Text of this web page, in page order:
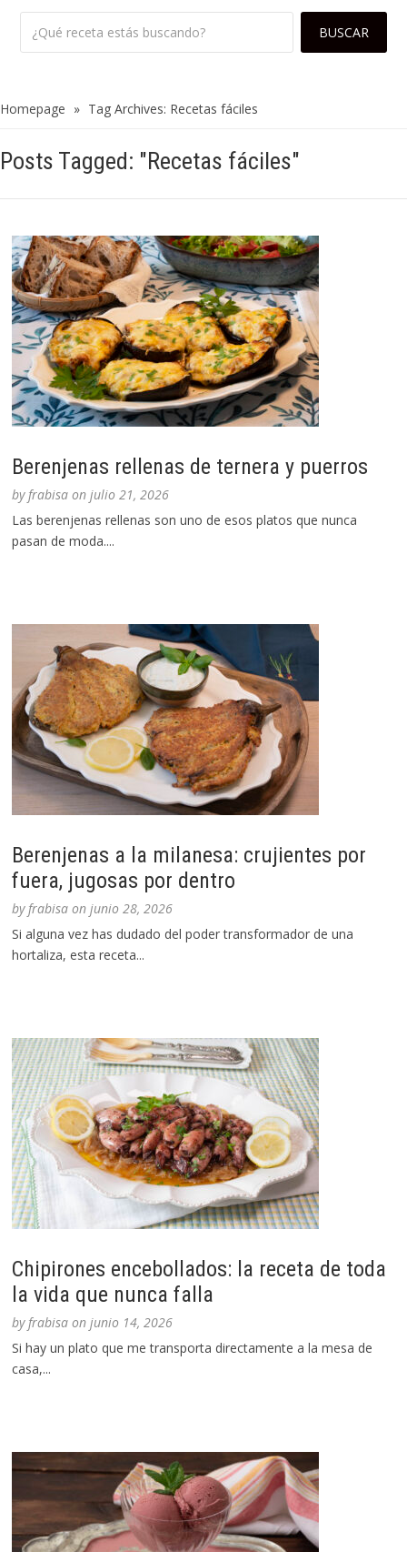
Homepage » Tag Archives: Recetas fáciles
Posts Tagged: "Recetas fáciles"
Berenjenas rellenas de ternera y puerros
byfrabisa onjulio 21, 2026
Las berenjenas rellenas son uno de esos platos que nunca
pasan de moda....
Berenjenas a la milanesa: crujientes por
fuera, jugosas por dentro
byfrabisa onjunio 28, 2026
Si alguna vez has dudado del poder transformador de una
hortaliza, esta receta...
Chipirones encebollados: la receta de toda
la vida que nunca falla
byfrabisa onjunio 14, 2026
Si hay un plato que me transporta directamente a la mesa de
casa,...